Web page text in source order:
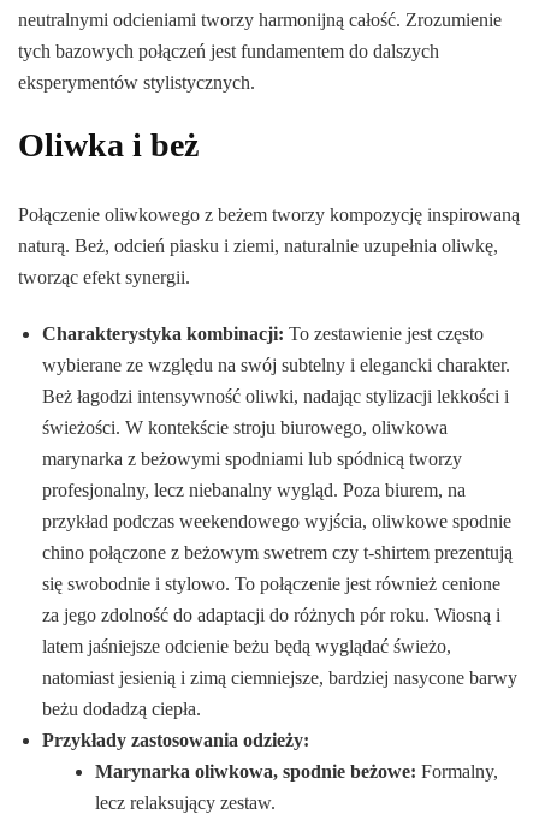
neutralnymi odcieniami tworzy harmonijną całość. Zrozumienie
tych bazowych połączeń jest fundamentem do dalszych
eksperymentów stylistycznych.
Oliwka i beż
Połączenie oliwkowego z beżem tworzy kompozycję inspirowaną
naturą. Beż, odcień piasku i ziemi, naturalnie uzupełnia oliwkę,
tworząc efekt synergii.
Charakterystyka kombinacji: To zestawienie jest często
wybierane ze względu na swój subtelny i elegancki charakter.
Beż łagodzi intensywność oliwki, nadając stylizacji lekkości i
świeżości. W kontekście stroju biurowego, oliwkowa
marynarka z beżowymi spodniami lub spódnicą tworzy
profesjonalny, lecz niebanalny wygląd. Poza biurem, na
przykład podczas weekendowego wyjścia, oliwkowe spodnie
chino połączone z beżowym swetrem czy t-shirtem prezentują
się swobodnie i stylowo. To połączenie jest również cenione
za jego zdolność do adaptacji do różnych pór roku. Wiosną i
latem jaśniejsze odcienie beżu będą wyglądać świeżo,
natomiast jesienią i zimą ciemniejsze, bardziej nasycone barwy
beżu dodadzą ciepła.
Przykłady zastosowania odzieży:
Marynarka oliwkowa, spodnie beżowe: Formalny,
lecz relaksujący zestaw.